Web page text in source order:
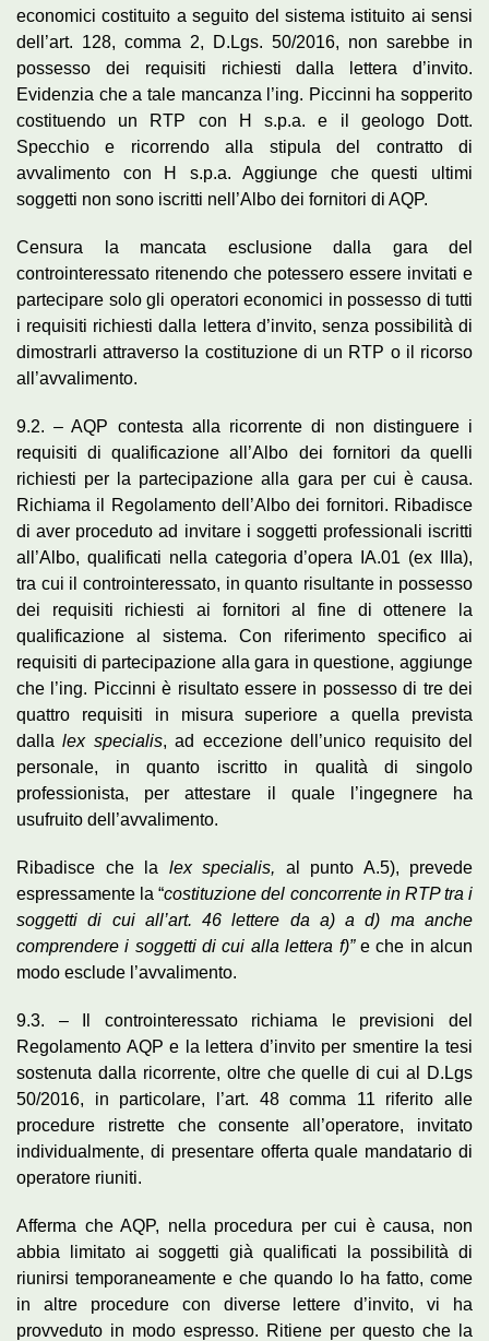
economici costituito a seguito del sistema istituito ai sensi
dell’art. 128, comma 2, D.Lgs. 50/2016, non sarebbe in
possesso dei requisiti richiesti dalla lettera d’invito.
Evidenzia che a tale mancanza l’ing. Piccinni ha sopperito
costituendo un RTP con H s.p.a. e il geologo Dott.
Specchio e ricorrendo alla stipula del contratto di
avvalimento con H s.p.a. Aggiunge che questi ultimi
soggetti non sono iscritti nell’Albo dei fornitori di AQP.
Censura la mancata esclusione dalla gara del
controinteressato ritenendo che potessero essere invitati e
partecipare solo gli operatori economici in possesso di tutti
i requisiti richiesti dalla lettera d’invito, senza possibilità di
dimostrarli attraverso la costituzione di un RTP o il ricorso
all’avvalimento.
9.2. – AQP contesta alla ricorrente di non distinguere i
requisiti di qualificazione all’Albo dei fornitori da quelli
richiesti per la partecipazione alla gara per cui è causa.
Richiama il Regolamento dell’Albo dei fornitori. Ribadisce
di aver proceduto ad invitare i soggetti professionali iscritti
all’Albo, qualificati nella categoria d’opera IA.01 (ex IIIa),
tra cui il controinteressato, in quanto risultante in possesso
dei requisiti richiesti ai fornitori al fine di ottenere la
qualificazione al sistema. Con riferimento specifico ai
requisiti di partecipazione alla gara in questione, aggiunge
che l’ing. Piccinni è risultato essere in possesso di tre dei
quattro requisiti in misura superiore a quella prevista
dallalex specialis, ad eccezione dell’unico requisito del
personale, in quanto iscritto in qualità di singolo
professionista, per attestare il quale l’ingegnere ha
usufruito dell’avvalimento.
Ribadisce che la lex specialis, al punto A.5), prevede
espressamente la “costituzione del concorrente in RTP tra i
soggetti di cui all’art. 46 lettere da a) a d) ma anche
comprendere i soggetti di cui alla lettera f)” e che in alcun
modo esclude l’avvalimento.
9.3. – Il controinteressato richiama le previsioni del
Regolamento AQP e la lettera d’invito per smentire la tesi
sostenuta dalla ricorrente, oltre che quelle di cui al D.Lgs
50/2016, in particolare, l’art. 48 comma 11 riferito alle
procedure ristrette che consente all’operatore, invitato
individualmente, di presentare offerta quale mandatario di
operatore riuniti.
Afferma che AQP, nella procedura per cui è causa, non
abbia limitato ai soggetti già qualificati la possibilità di
riunirsi temporaneamente e che quando lo ha fatto, come
in altre procedure con diverse lettere d’invito, vi ha
provveduto in modo espresso. Ritiene per questo che la